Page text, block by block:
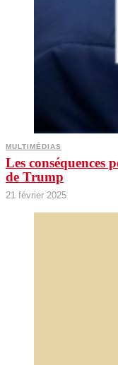
MULTIMÉDIAS
Les conséquences
de Trump
21 février 2025